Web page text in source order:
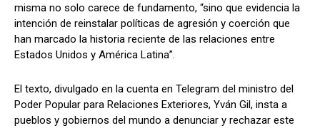
misma no solo carece de fundamento, “sino que evidencia la
intención de reinstalar políticas de agresión y coerción que
han marcado la historia reciente de las relaciones entre
Estados Unidos y América Latina”.
El texto, divulgado en la cuenta en Telegram del ministro del
Poder Popular para Relaciones Exteriores, Yván Gil, insta a
pueblos y gobiernos del mundo a denunciar y rechazar este